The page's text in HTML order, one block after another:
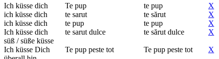
Ich küsse dich Te pup te pup
X
ich küsse dich
te sarut te sărut
X
ich küsse dich
te pup te pup
X
Ich küsse dich
süß / süße küsse
te sarut dulce te sărut dulce X
Ich küsse Dich
Te pup peste tot Te pup peste tot X